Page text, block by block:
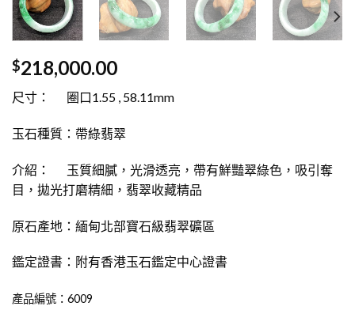
$218,000.00
尺寸： 圈口1.55 , 58.11mm
玉石種質：帶綠翡翠
介紹： 玉質細膩，光滑透亮，帶有鮮豔翠綠色，吸引奪
目，拋光打磨精細，翡翠收藏精品
原石產地：緬甸北部寶石級翡翠礦區
鑑定證書：附有香港玉石鑑定中心證書
產品編號：6009